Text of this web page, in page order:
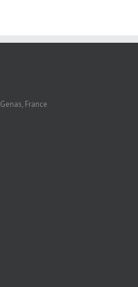
France